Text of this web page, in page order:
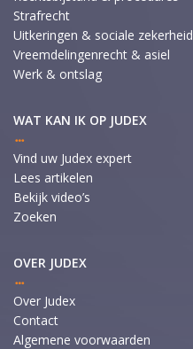
Strafrecht
Uitkeringen & sociale zekerheid
Vreemdelingenrecht & asiel
Werk & ontslag
WAT KAN IK OP JUDEX
Vind uw Judex expert
Lees artikelen
Bekijk video’s
Zoeken
OVER JUDEX
Over Judex
Contact
Algemene voorwaarden